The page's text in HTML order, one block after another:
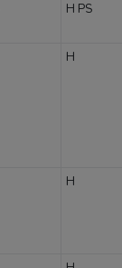
H PS
H
H